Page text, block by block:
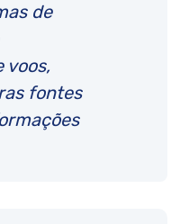
de
voos,
fontes